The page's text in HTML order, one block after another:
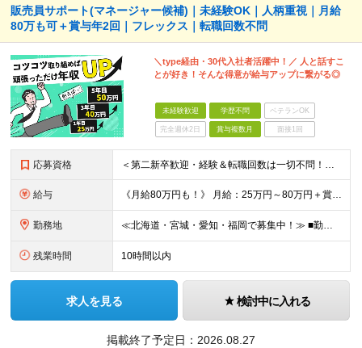
販売員サポート(マネージャー候補)｜未経験OK｜人柄重視｜月給
80万も可＋賞与年2回｜フレックス｜転職回数不問
＼type経由・30代入社者活躍中！／ 人と話すこ
とが好き！そんな得意が給与アップに繋がる◎
未経験歓迎 学歴不問 ベテランOK
完全週休2日 賞与複数月 面接1回
応募資格 ＜第二新卒歓迎・経験＆転職回数は一切不問！先入観を持たずに、まずは多くの方と面接したいと考えています＞ ◆未経験OK ◆学歴不問 ◆簡単なPC入力に抵抗がない方 ◆普通自動車免許をお持ちの方 《代
給与 《月給80万円も！》 月給：25万円～80万円＋賞与年2回 ※残業代は別途支給します ※試用期間は2ヶ月（待遇・給与・雇用形態に差異はありません） ※経験・スキルに応じて決定します
勤務地 ≪北海道・宮城・愛知・福岡で募集中！≫ ■勤務地 北海道、宮城県、愛知県、福岡県の各拠点で募集いたします。 ■本社 東京都港区六本木4丁目1番16号 六本木ハイツB1階 ※転勤あり ※入社後1か
残業時間 10時間以内
求人を見る 検討中に入れる
掲載終了予定日： 2026.08.27